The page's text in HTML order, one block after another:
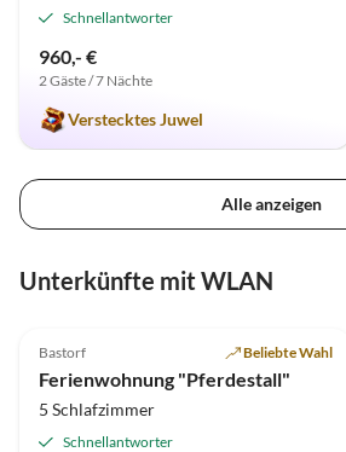
Schnellantworter
960,- €
2 Gäste / 7 Nächte
Verstecktes Juwel
Alle anzeigen
Unterkünfte mit WLAN
Bastorf Beliebte Wahl
Ferienwohnung "Pferdestall"
5 Schlafzimmer
Schnellantworter